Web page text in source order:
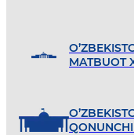
MATBUOT